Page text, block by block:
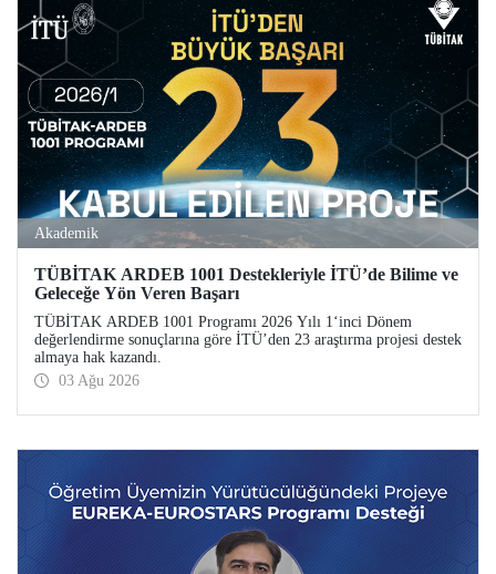
Akademik
TÜBİTAK ARDEB 1001 Destekleriyle İTÜ’de Bilime ve
Geleceğe Yön Veren Başarı
TÜBİTAK ARDEB 1001 Programı 2026 Yılı 1‘inci Dönem
değerlendirme sonuçlarına göre İTÜ’den 23 araştırma projesi destek
almaya hak kazandı.
03 Ağu 2026